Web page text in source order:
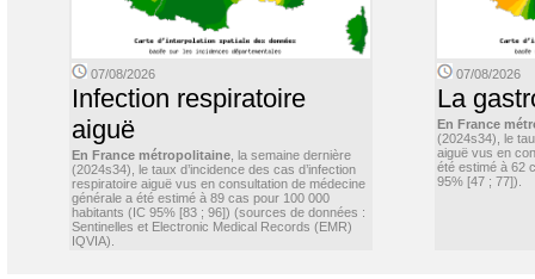
07/08/2026
Infection respiratoire
aiguë
En France métropolitaine , la semaine dernière
(2024s34), le taux d’incidence des cas d’infection
respiratoire aiguë vus en consultation de médecine
générale a été estimé à 89 cas pour 100 000
habitants (IC 95% [83 ; 96]) (sources de données :
Sentinelles et Electronic Medical Records (EMR)
IQVIA).
07/08/2026
La
En France
(2024s34), le
aiguë vus en
été estimé à 62
95% [47 ; 77]).